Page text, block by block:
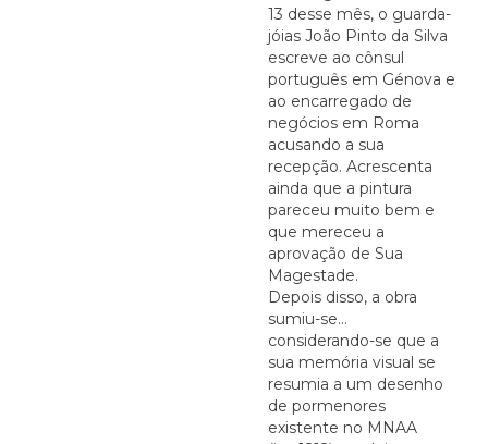
13 desse mês, o guarda-
jóias João Pinto da Silva
escreve ao cônsul
português em Génova e
ao encarregado de
negócios em Roma
acusando a sua
recepção. Acrescenta
ainda que a pintura
pareceu muito bem e
que mereceu a
aprovação de Sua
Magestade.
Depois disso, a obra
sumiu-se...
considerando-se que a
sua memória visual se
resumia a um desenho
de pormenores
existente no MNAA